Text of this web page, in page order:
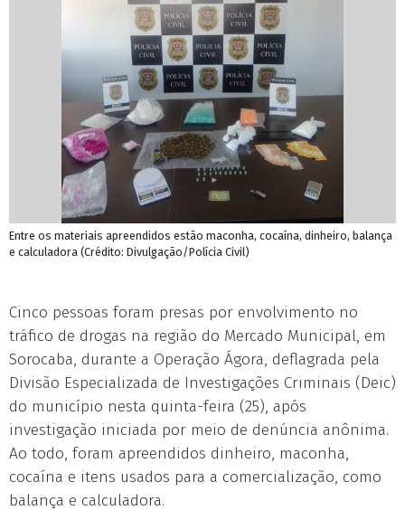
Entre os materiais apreendidos estão maconha, cocaína, dinheiro, balança
e calculadora (Crédito: Divulgação/Polícia Civil)
Cinco pessoas foram presas por envolvimento no
tráfico de drogas na região do Mercado Municipal, em
Sorocaba, durante a Operação Ágora, deflagrada pela
Divisão Especializada de Investigações Criminais (Deic)
do município nesta quinta-feira (25), após
investigação iniciada por meio de denúncia anônima.
Ao todo, foram apreendidos dinheiro, maconha,
cocaína e itens usados para a comercialização, como
balança e calculadora.